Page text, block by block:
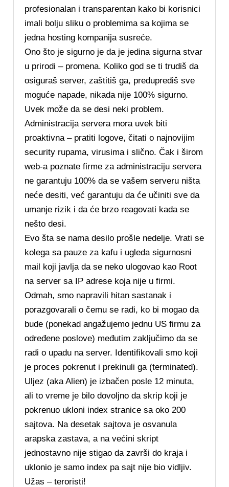
profesionalan i transparentan kako bi korisnici
imali bolju sliku o problemima sa kojima se
jedna hosting kompanija susreće.
Ono što je sigurno je da je jedina sigurna stvar
u prirodi – promena. Koliko god se ti trudiš da
osiguraš server, zaštitiš ga, preduprediš sve
moguće napade, nikada nije 100% sigurno.
Uvek može da se desi neki problem.
Administracija servera mora uvek biti
proaktivna – pratiti logove, čitati o najnovijim
security rupama, virusima i slično. Čak i širom
web-a poznate firme za administraciju servera
ne garantuju 100% da se vašem serveru ništa
neće desiti, već garantuju da će učiniti sve da
umanje rizik i da će brzo reagovati kada se
nešto desi.
Evo šta se nama desilo prošle nedelje. Vrati se
kolega sa pauze za kafu i ugleda sigurnosni
mail koji javlja da se neko ulogovao kao Root
na server sa IP adrese koja nije u firmi.
Odmah, smo napravili hitan sastanak i
porazgovarali o čemu se radi, ko bi mogao da
bude (ponekad angažujemo jednu US firmu za
određene poslove) međutim zaključimo da se
radi o upadu na server. Identifikovali smo koji
je proces pokrenut i prekinuli ga (terminated).
Uljez (aka Alien) je izbačen posle 12 minuta,
ali to vreme je bilo dovoljno da skrip koji je
pokrenuo ukloni index stranice sa oko 200
sajtova. Na desetak sajtova je osvanula
arapska zastava, a na većini skript
jednostavno nije stigao da završi do kraja i
uklonio je samo index pa sajt nije bio vidljiv.
Užas – teroristi!